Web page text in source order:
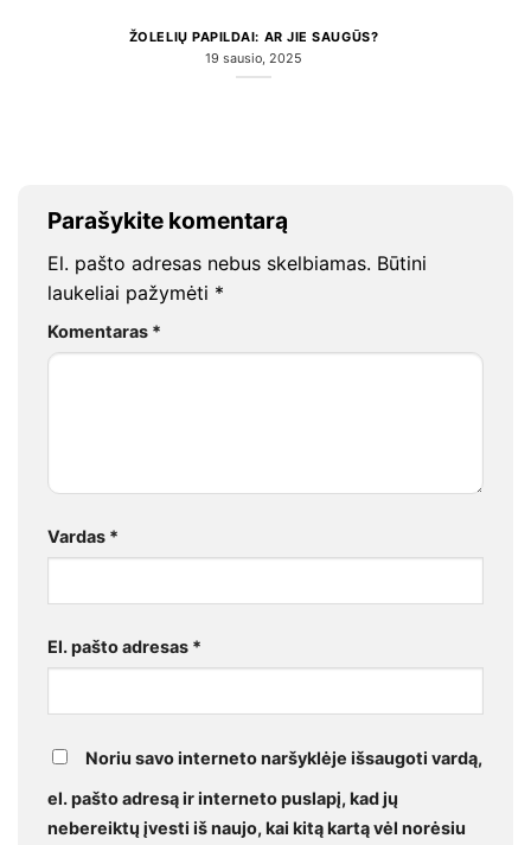
ŽOLELIŲ PAPILDAI: AR JIE SAUGŪS?
19 sausio, 2025
Parašykite komentarą
El. pašto adresas nebus skelbiamas. Būtini
laukeliai pažymėti *
Komentaras *
Vardas *
El. pašto adresas *
Noriu savo interneto naršyklėje išsaugoti vardą,
el. pašto adresą ir interneto puslapį, kad jų
nebereiktų įvesti iš naujo, kai kitą kartą vėl norėsiu